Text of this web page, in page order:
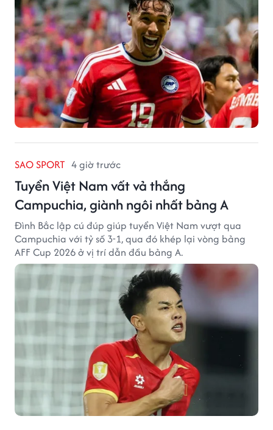
SAO SPORT 4 giờ trước
Tuyển Việt Nam vất vả thắng
Campuchia, giành ngôi nhất bảng A
Đình Bắc lập cú đúp giúp tuyển Việt Nam vượt qua
Campuchia với tỷ số 3-1, qua đó khép lại vòng bảng
AFF Cup 2026 ở vị trí dẫn đầu bảng A.